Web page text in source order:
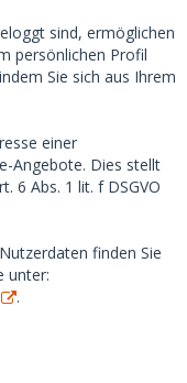
sind, ermöglichen
persönlichen Profil
Sie sich aus Ihrem
einer
Angebote. Dies stellt
6 Abs. 1 lit. f DSGVO
finden Sie
unter:
.